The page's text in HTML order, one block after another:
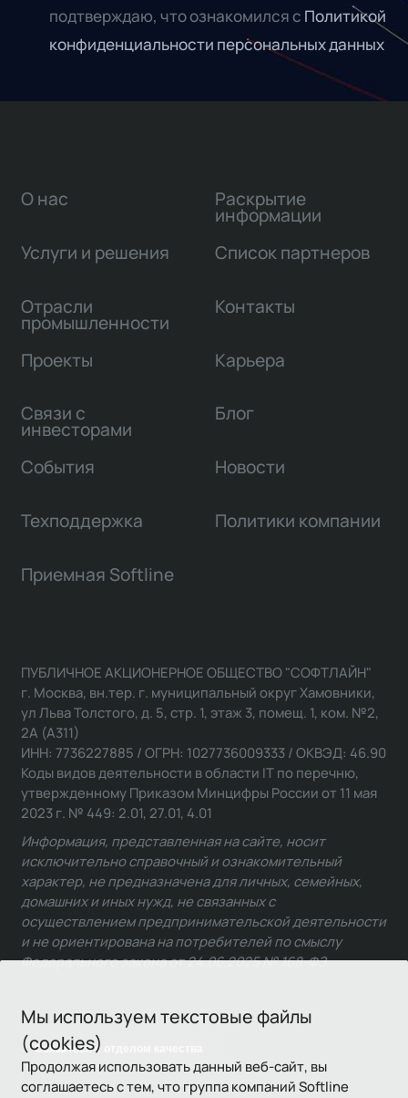
подтверждаю, что ознакомился с Политикой
конфиденциальности персональных данных
Мы используем текстовые файлы
(cookies)
Продолжая использовать данный веб-сайт, вы
соглашаетесь с тем, что группа компаний Softline
О нас
Услуги и решения
Отрасли
промышленности
Проекты
Связи с
инвесторами
Раскрытие
информации
Список партнеров
Контакты
Карьера
Блог
События Новости
Техподдержка Политики компании
Приемная Softline
Связаться с отделом качества
ПУБЛИЧНОЕ АКЦИОНЕРНОЕ ОБЩЕСТВО "СОФТЛАЙН"
г. Москва, вн.тер. г. муниципальный округ Хамовники,
ул Льва Толстого, д. 5, стр. 1, этаж 3, помещ. 1, ком. №2,
2А (А311)
ИНН: 7736227885 / ОГРН: 1027736009333 / ОКВЭД: 46.90
Коды видов деятельности в области IT по перечню,
утвержденному Приказом Минцифры России от 11 мая
2023 г. № 449: 2.01, 27.01, 4.01
Информация, представленная на сайте, носит
исключительно справочный и ознакомительный
характер, не предназначена для личных, семейных,
домашних и иных нужд, не связанных с
осуществлением предпринимательской деятельности
и не ориентирована на потребителей по смыслу
Федерального закона от 24.06.2025 № 168-ФЗ.